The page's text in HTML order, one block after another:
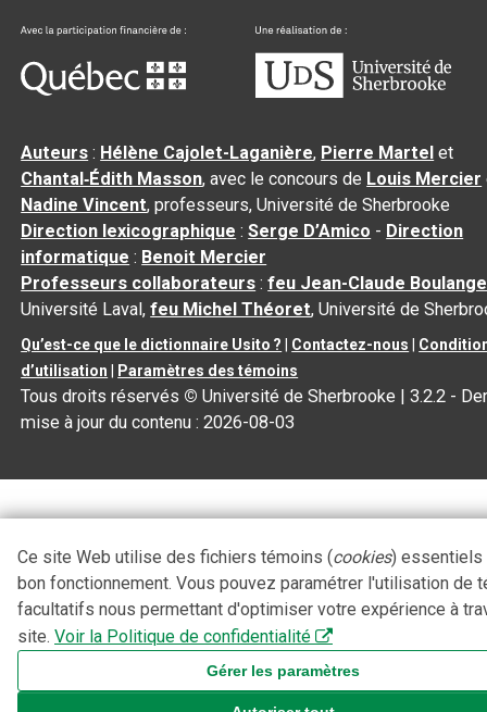
Auteurs : Hélène Cajolet-Laganière, Pierre Martel et
Chantal‑Édith Masson, avec le concours de Louis Mercier
Nadine Vincent, professeurs, Université de Sherbrooke
Direction lexicographique :Serge D’Amico - Direction
informatique : Benoit Mercier
Professeurs collaborateurs :feu Jean-Claude
Université Laval,feu Michel Théoret, Université de
Qu’est-ce que le dictionnaire Usito ? Contactez-nous
d’utilisation
Paramètres des témoins
Tous droits réservés © Université de Sherbrooke |3.2.2 -
mise à jour du contenu :2026-08-03
Ce site Web utilise des fichiers témoins (cookies) essentiels
bon fonctionnement. Vous pouvez paramétrer l'utilisation de
facultatifs nous permettant d'optimiser votre expérience à
site. Voir la Politique de confidentialité
Gérer les paramètres